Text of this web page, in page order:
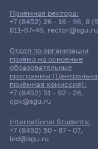
Приёмная ректора:
+7 (8452) 26 - 16 - 96, 8
811-67-46, rector@sgu.ru
Отдел по организации
приёма на основные
образовательные
программы
приёмная комиссия):
+7 (8452) 51 - 92 - 26,
cpk@sgu.ru
International Students:
+7 (8452) 50 - 87 - 07,
ied@sgu.ru